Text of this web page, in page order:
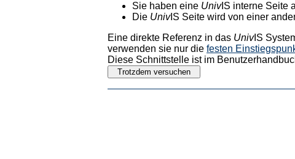
Sie haben eine UnivIS interne Seite
Die UnivIS Seite wird von einer
Eine direkte Referenz in das UnivIS
verwenden sie nur die festen
Diese Schnittstelle ist im